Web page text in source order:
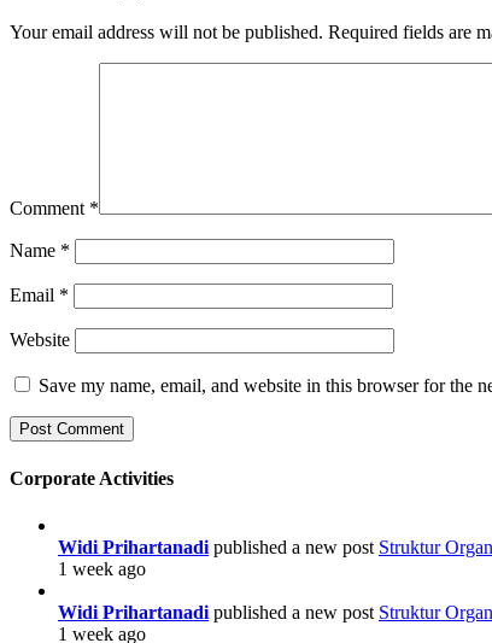
Your email address will not be published. Required fields are
Comment *
Name *
Email *
Website
Save my name, email, and website in this browser for the
Corporate Activities
Widi Prihartanadi published a new post Struktur
1 week ago
Widi Prihartanadi published a new post Struktur
1 week ago